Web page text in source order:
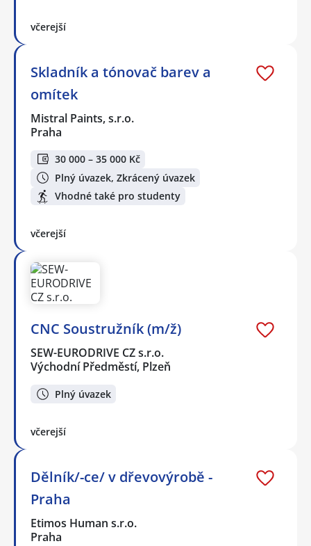
včerejší
Skladník a tónovač barev a
omítek
Mistral Paints, s.r.o.
Praha
30 000 – 35 000 Kč
Plný úvazek, Zkrácený úvazek
Vhodné také pro studenty
včerejší
CNC Soustružník (m/ž)
SEW-EURODRIVE CZ s.r.o.
Východní Předměstí, Plzeň
Plný úvazek
včerejší
Dělník/-ce/ v dřevovýrobě -
Praha
Etimos Human s.r.o.
Praha